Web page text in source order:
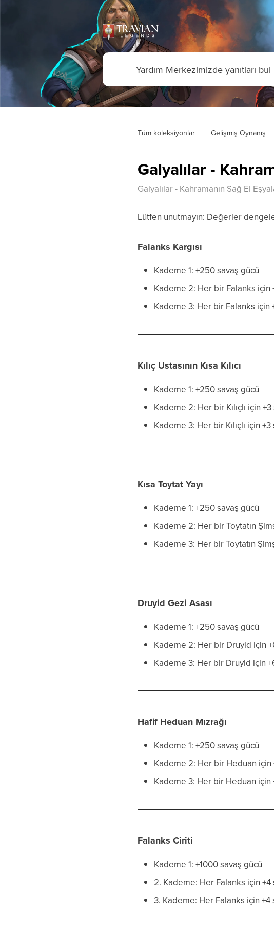
Tüm koleksiyonlar Gelişmiş Oynanış
Galyalılar -
Galyalılar - Kahramanın Sağ El
Lütfen unutmayın: Değerler
Falanks Kargısı
Kademe 1: +250 savaş gücü
Kademe 2: Her bir Falanks için
Kademe 3: Her bir Falanks için
Kılıç Ustasının Kısa Kılıcı
Kademe 1: +250 savaş gücü
Kademe 2: Her bir Kılıçlı için +3
Kademe 3: Her bir Kılıçlı için
Kısa Toytat Yayı
Kademe 1: +250 savaş gücü
Kademe 2: Her bir Toytatın
Kademe 3: Her bir Toytatın
Druyid Gezi Asası
Kademe 1: +250 savaş gücü
Kademe 2: Her bir Druyid için
Kademe 3: Her bir Druyid için
Hafif Heduan Mızrağı
Kademe 1: +250 savaş gücü
Kademe 2: Her bir Heduan için
Kademe 3: Her bir Heduan için
Falanks Ciriti
Kademe 1: +1000 savaş gücü
2. Kademe: Her Falanks için +4
3. Kademe: Her Falanks için +4